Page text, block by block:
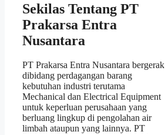
Sekilas Tentang PT
Prakarsa Entra
Nusantara
PT Prakarsa Entra Nusantara bergerak
dibidang perdagangan barang
kebutuhan industri terutama
Mechanical dan Electrical Equipment
untuk keperluan perusahaan yang
berluang lingkup di pengolahan air
limbah ataupun yang lainnya. PT